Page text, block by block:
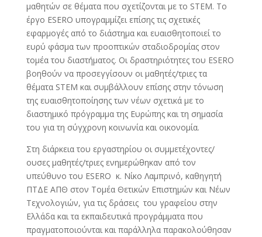
μαθητών σε θέματα που σχετίζονται με το STEM. Το
έργο ESERO υπογραμμίζει επίσης τις σχετικές
εφαρμογές από το διάστημα και ευαισθητοποιεί το
ευρύ φάσμα των προοπτικών σταδιοδρομίας στον
τομέα του διαστήματος. Οι δραστηριότητες του ESERO
βοηθούν να προσεγγίσουν οι μαθητές/τριες τα
θέματα STEM και συμβάλλουν επίσης στην τόνωση
της ευαισθητοποίησης των νέων σχετικά με το
διαστημικό πρόγραμμα της Ευρώπης και τη σημασία
του για τη σύγχρονη κοινωνία και οικονομία.
Στη διάρκεια του εργαστηρίου οι συμμετέχοντες/
ουσες μαθητές/τριες ενημερώθηκαν από τον
υπεύθυνο του ΕSERO κ. Νίκο Λαμπρινό, καθηγητή
ΠΤΔΕ ΑΠΘ στον Τομέα Θετικών Επιστημών και Νέων
Τεχνολογιών, για τις δράσεις του γραφείου στην
Ελλάδα και τα εκπαιδευτικά προγράμματα που
πραγματοποιούνται και παράλληλα παρακολούθησαν